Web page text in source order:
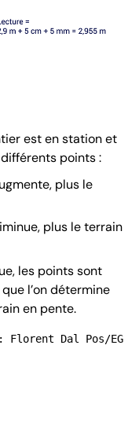
est en station et
points :
plus le
plus le terrain
les points sont
l’on détermine
en pente.
Dal Pos/